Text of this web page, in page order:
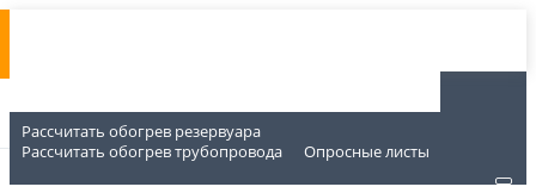
Рассчитать обогрев резервуара
Рассчитать обогрев трубопровода
Опросные листы